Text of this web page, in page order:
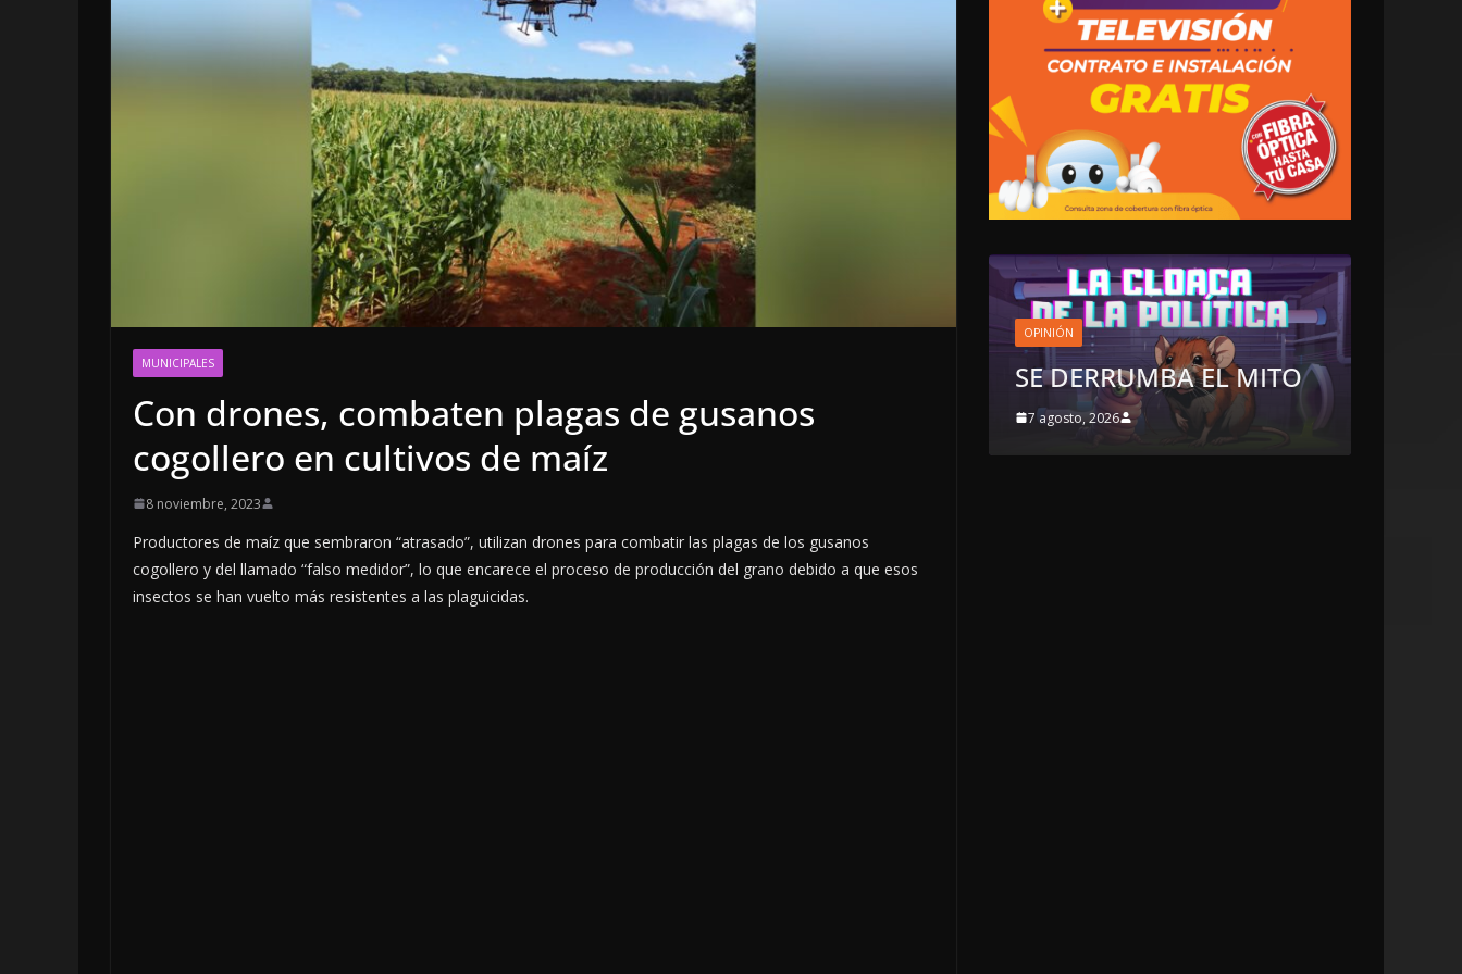
MUNICIPALES
Con drones, combaten plagas de gusanos
cogollero en cultivos de maíz
8 noviembre, 2023
Productores de maíz que sembraron “atrasado”, utilizan drones para combatir las plagas de los gusanos
cogollero y del llamado “falso medidor”, lo que encarece el proceso de producción del grano debido a que esos
insectos se han vuelto más resistentes a las plaguicidas.
OPINIÓN
6 agosto, 2026
OPINIÓN
SE DERRUMBA EL MITO
7 agosto, 2026
LOCALES OPINIÓN
TOP TEN DEL REPUDIO
7 agosto, 2026